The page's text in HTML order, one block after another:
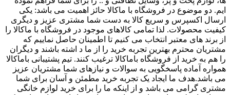
ایم. دو موضوع در فروشگاه با ماکالا حائز اهمیت می باشد: یکی
ارسال اکسپرس و سریع کالا به دست شما مشتری عزیز و دیگری
کیفیت محصولات. لذا تمامی کالاهای موجود در فروشگاه با ماکالا را
از برند های معتبر انتخاب می کنیم تا اطمینان حاصل نماییم که
مشتریان محترم بهترین تجربه خرید را از ما د اشته باشند و دیگران
را هم به خرید از فروشگاه باماکالا ترغیب کنند. تیم پشتیبانی باماکالا
همواره آماده پاسخگویی به سوالات و نیازهای شما مشتریان عزیز
می باشد.هدف ما ایجاد یک تجربه خرید مطمئن و آسان برای شما
مشتری گرامی می باشد و از اینکه ما را برای خرید لوازم خانگی